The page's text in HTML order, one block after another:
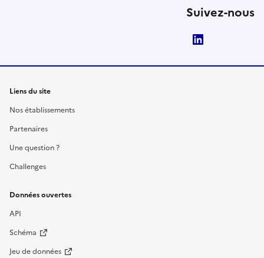
Suivez-nous
Liens du site
Nos établissements
Partenaires
Une question ?
Challenges
Données ouvertes
API
Schéma
Jeu de données